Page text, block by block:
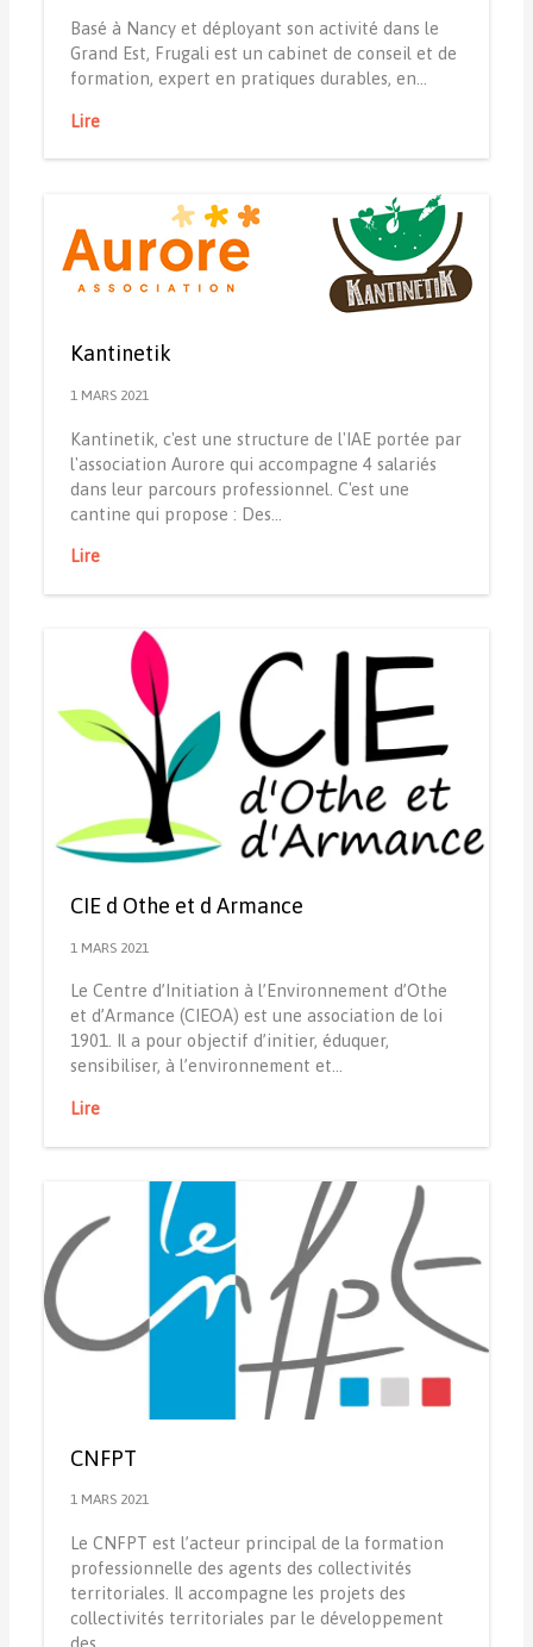
Basé à Nancy et déployant son activité dans le
Grand Est, Frugali est un cabinet de conseil et de
formation, expert en pratiques durables, en…
Lire
Kantinetik
1 MARS 2021
Kantinetik, c'est une structure de l'IAE portée par
l'association Aurore qui accompagne 4 salariés
dans leur parcours professionnel. C'est une
cantine qui propose : Des…
Lire
CIE d Othe et d Armance
1 MARS 2021
Le Centre d’Initiation à l’Environnement d’Othe
et d’Armance (CIEOA) est une association de loi
1901. Il a pour objectif d’initier, éduquer,
sensibiliser, à l’environnement et…
Lire
CNFPT
1 MARS 2021
Le CNFPT est l’acteur principal de la formation
professionnelle des agents des collectivités
territoriales. Il accompagne les projets des
collectivités territoriales par le développement
des…